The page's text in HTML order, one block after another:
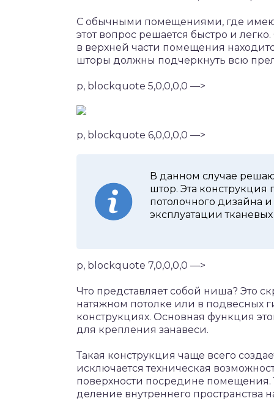
С обычными помещениями, где
этот вопрос решается быстро и
в верхней части помещения
шторы должны подчеркнуть всю
p, blockquote 5,0,0,0,0 —>
p, blockquote 6,0,0,0,0 —>
В данном случае
штор. Эта конструкция
потолочного дизайна
эксплуатации
p, blockquote 7,0,0,0,0 —>
Что представляет собой ниша? Это
натяжном потолке или в подвесных
конструкциях. Основная функция
для крепления занавеси.
Такая конструкция чаще всего
исключается техническая
поверхности посредине
деление внутреннего пространства